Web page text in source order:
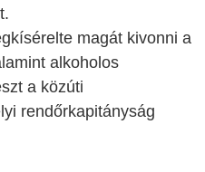
magát kivonni a
alkoholos
a közúti
rendőrkapitányság